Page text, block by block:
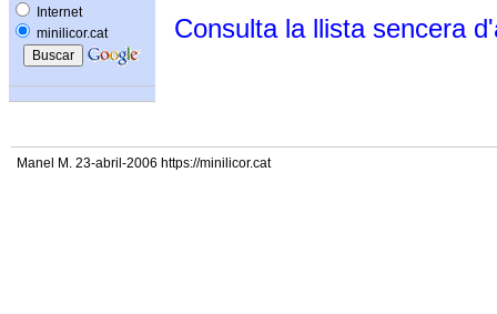
Internet
minilicor.cat
Consulta la llista sencera
Manel M. 23-abril-2006 https://minilicor.cat